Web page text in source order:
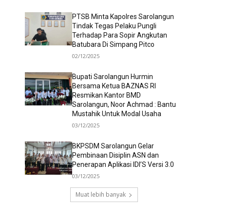
PTSB Minta Kapolres Sarolangun
Tindak Tegas Pelaku Pungli
Terhadap Para Sopir Angkutan
Batubara Di Simpang Pitco
02/12/2025
Bupati Sarolangun Hurmin
Bersama Ketua BAZNAS RI
Resmikan Kantor BMD
Sarolangun, Noor Achmad : Bantu
Mustahik Untuk Modal Usaha
03/12/2025
BKPSDM Sarolangun Gelar
Pembinaan Disiplin ASN dan
Penerapan Aplikasi IDI’S Versi 3.0
03/12/2025
Muat lebih banyak